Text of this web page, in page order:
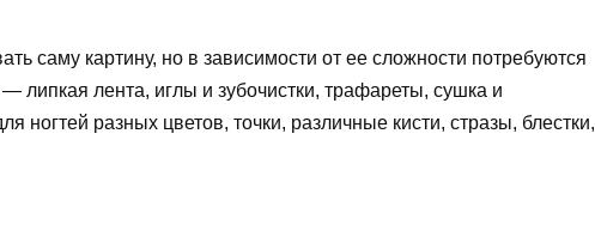
саму картину, но в зависимости от ее сложности потребуются
липкая лента, иглы и зубочистки, трафареты, сушка и
ногтей разных цветов, точки, различные кисти, стразы, блестки,